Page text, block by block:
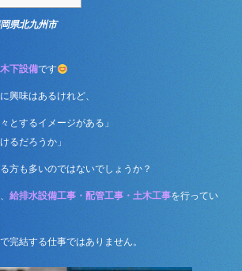
県北九州市
下設備です
興味はあるけれど、
とするイメージがある」
るだろうか」
方も多いのではないでしょうか？
給排水設備工事・配管工事・土木工事を行ってい
完結する仕事ではありません。